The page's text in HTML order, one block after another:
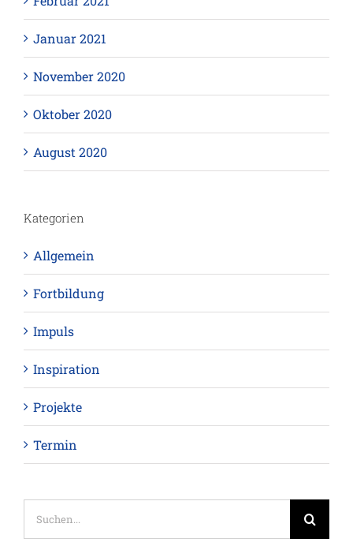
Januar 2021
November 2020
Oktober 2020
August 2020
Kategorien
Allgemein
Fortbildung
Impuls
Inspiration
Projekte
Termin